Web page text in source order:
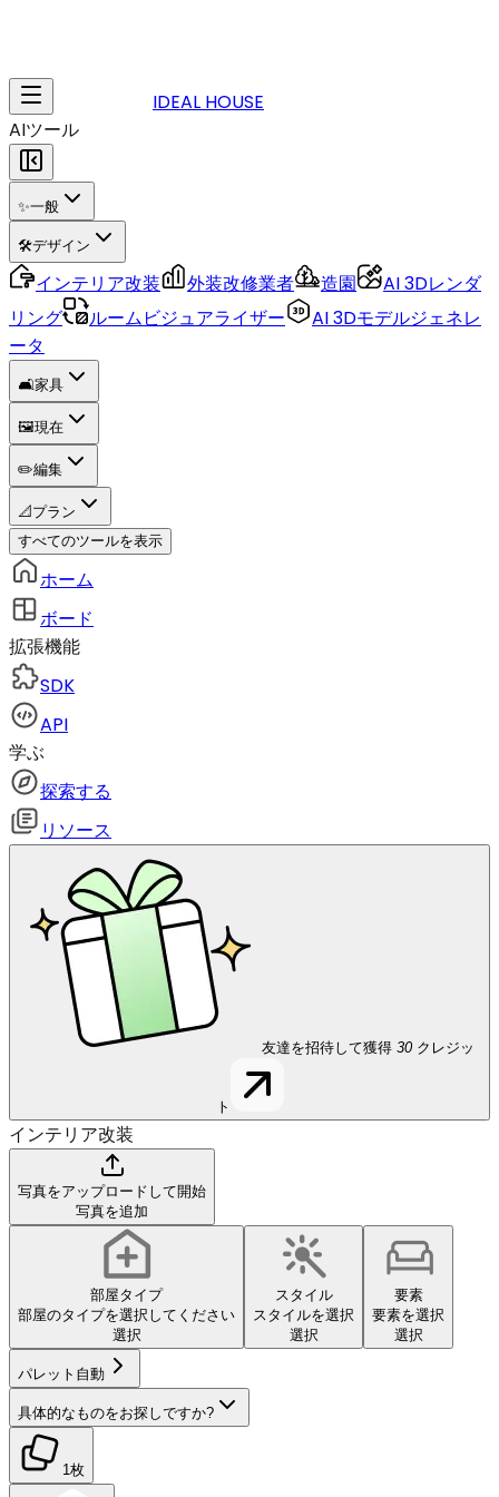
IDEAL HOUSE
AIツール
✨一般
🛠️デザイン
インテリア改装 外装改修業者 造園
AI 3Dレンダ
リング
ルームビジュアライザー
AI 3Dモデルジェネレ
ータ
🛋️家具
🖼️現在
✏️編集
📐 プラン
すべてのツールを表示
ホーム
ボード
拡張機能
SDK
API
学ぶ
探索する
リソース
友達を招待して獲得 30 クレジッ
ト
インテリア改装
写真をアップロードして開始
写真を追加
部屋タイプ
部屋のタイプを選択してください
選択
スタイル
スタイルを選択
選択
要素
要素を選択
選択
パレット 自動
具体的なものをお探しですか?
1枚